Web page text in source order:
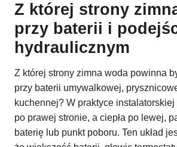
Z której strony
przy baterii i
hydraulicznym
Z której strony zimna woda powinna
przy baterii umywalkowej,
kuchennej? W praktyce
po prawej stronie, a ciepła po lewej,
baterię lub punkt poboru. Ten układ